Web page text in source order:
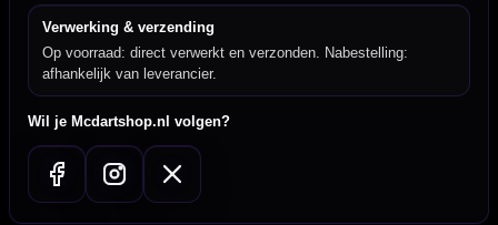
Verwerking & verzending
Op voorraad: direct verwerkt en verzonden. Nabestelling:
afhankelijk van leverancier.
Wil je Mcdartshop.nl volgen?